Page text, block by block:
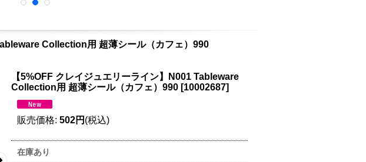
Collection用 超薄シール（カフェ）990
【5%OFF クレイジュエリーライン】N001 Tableware
Collection用 超薄シール（カフェ）990 [10002687]
販売価格: 502円 (税込)
在庫あり